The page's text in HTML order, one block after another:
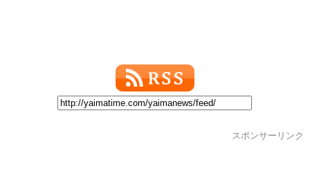
スポンサーリンク